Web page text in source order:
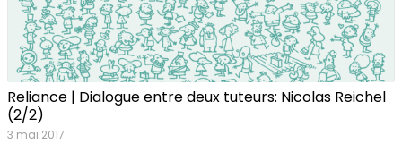
Reliance | Dialogue entre deux tuteurs: Nicolas Reichel
(2/2)
3 mai 2017